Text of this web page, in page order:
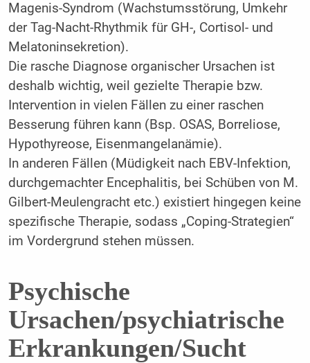
Magenis-Syndrom (Wachstumsstörung, Umkehr
der Tag-Nacht-Rhythmik für GH-, Cortisol- und
Melatoninsekretion).
Die rasche Diagnose organischer Ursachen ist
deshalb wichtig, weil gezielte Therapie bzw.
Intervention in vielen Fällen zu einer raschen
Besserung führen kann (Bsp. OSAS, Borreliose,
Hypothyreose, Eisenmangelanämie).
In anderen Fällen (Müdigkeit nach EBV-Infektion,
durchgemachter Encephalitis, bei Schüben von M.
Gilbert-Meulengracht etc.) existiert hingegen keine
spezifische Therapie, sodass „Coping-Strategien“
im Vordergrund stehen müssen.
Psychische
Ursachen/psychiatrische
Erkrankungen/Sucht